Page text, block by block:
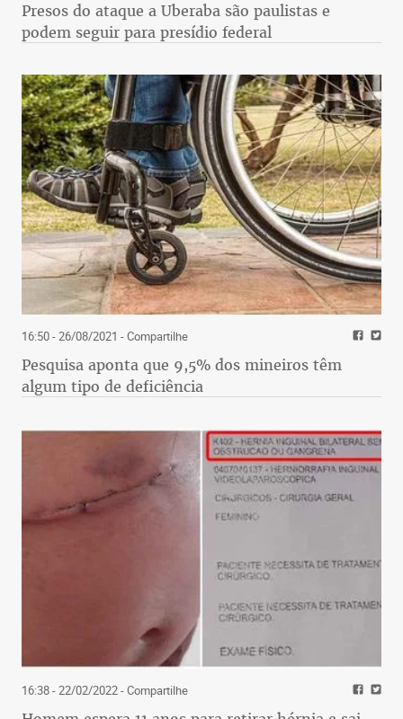
Presos do ataque a Uberaba são paulistas e
podem seguir para presídio federal
16:50 - 26/08/2021 - Compartilhe
Pesquisa aponta que 9,5% dos mineiros têm
algum tipo de deficiência
16:38 - 22/02/2022- Compartilhe